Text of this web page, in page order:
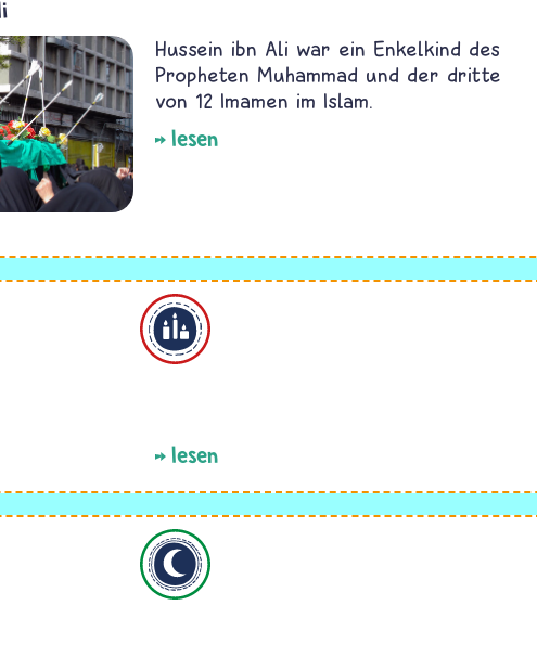
Hussein ibn Ali war ein Enkelkind des
Propheten Muhammad und der dritte
von 12 Imamen im Islam.
lesen
lesen